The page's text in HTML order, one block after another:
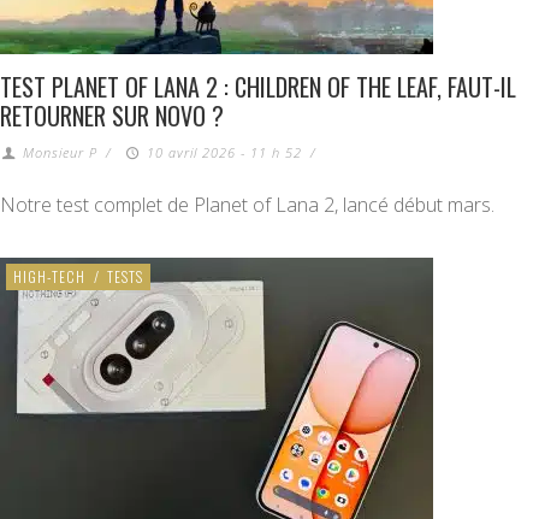
TEST PLANET OF LANA 2 : CHILDREN OF THE LEAF, FAUT-IL
RETOURNER SUR NOVO ?
Monsieur P / 10 avril 2026 - 11 h 52 /
Notre test complet de Planet of Lana 2, lancé début mars.
HIGH-TECH / TESTS